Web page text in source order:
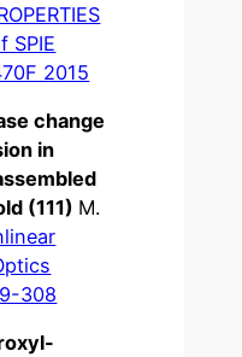
SPIE
2015
change
in
(111) M.
308